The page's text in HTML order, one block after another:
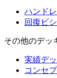
ハンド
回復ビ
その他のデッ
実績デ
コンセ